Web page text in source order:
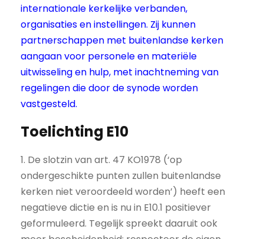
internationale kerkelijke verbanden,
organisaties en instellingen. Zij kunnen
partnerschappen met buitenlandse kerken
aangaan voor personele en materiële
uitwisseling en hulp, met inachtneming van
regelingen die door de synode worden
vastgesteld.
Toelichting E10
1. De slotzin van art. 47 KO1978 (‘op
ondergeschikte punten zullen buitenlandse
kerken niet veroordeeld worden’) heeft een
negatieve dictie en is nu in E10.1 positiever
geformuleerd. Tegelijk spreekt daaruit ook